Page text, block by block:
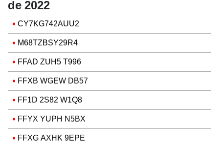
de 2022
CY7KG742AUU2
M68TZBSY29R4
FFAD ZUH5 T996
FFXB WGEW DB57
FF1D 2S82 W1Q8
FFYX YUPH N5BX
FFXG AXHK 9EPE